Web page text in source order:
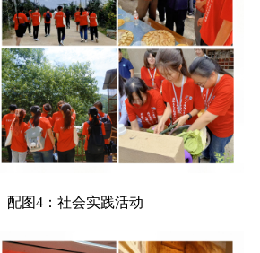
配图4：社会实践活动